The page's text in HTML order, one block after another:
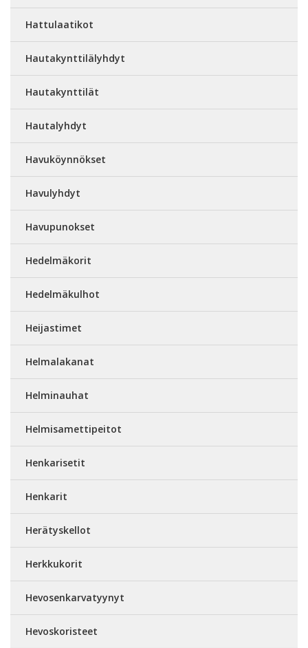
Hattulaatikot
Hautakynttilälyhdyt
Hautakynttilät
Hautalyhdyt
Havuköynnökset
Havulyhdyt
Havupunokset
Hedelmäkorit
Hedelmäkulhot
Heijastimet
Helmalakanat
Helminauhat
Helmisamettipeitot
Henkarisetit
Henkarit
Herätyskellot
Herkkukorit
Hevosenkarvatyynyt
Hevoskoristeet